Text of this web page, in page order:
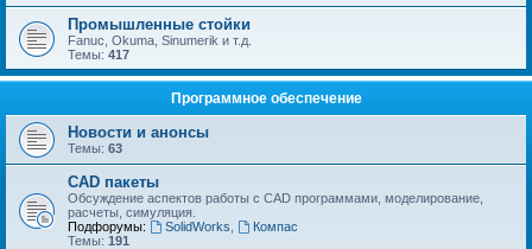
Промышленные стойки
Fanuc, Okuma, Sinumerik и т.д.
Темы: 417
Программное обеспечение
Новости и анонсы
Темы: 63
CAD пакеты
Обсуждение аспектов работы с CAD программами, моделирование,
расчеты, симуляция.
Подфорумы:
SolidWorks
Компас
Темы: 191